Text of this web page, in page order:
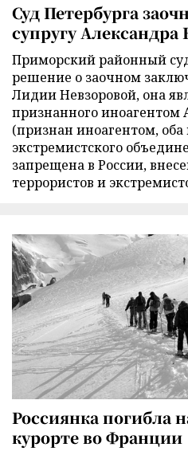
Суд Петербурга
супругу Александра
Приморский районный
решение о заочном
Лидии Невзоровой, она
признанного иноагентом
(признан иноагентом,
экстремистского
запрещена в России,
террористов и
Россиянка погибла
курорте во Франции